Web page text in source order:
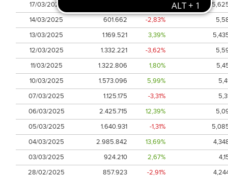
17/03/2025
14/03/2025
601.662 -2,83%
13/03/2025
1.169.521 3,39%
12/03/2025
1.332.221 -3,62%
11/03/2025
1.322.806 1,80%
10/03/2025
1.573.096 5,99%
07/03/2025
1.125.175 -3,31%
06/03/2025
2.425.715 12,39%
05/03/2025
1.640.931 -1,31%
04/03/2025
2.985.842 13,69%
03/03/2025
924.210 2,67%
28/02/2025
857.923 -2,91%